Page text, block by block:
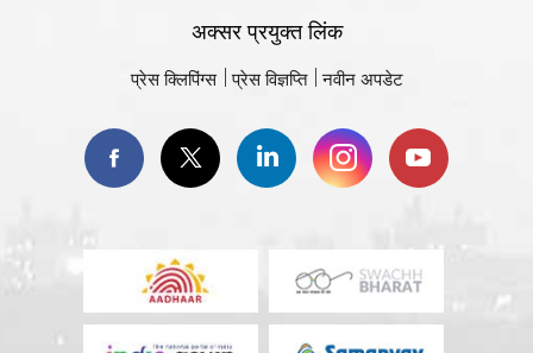
अक्सर प्रयुक्त लिंक
प्रेस क्लिपिंग्स प्रेस विज्ञप्ति नवीन अपडेट